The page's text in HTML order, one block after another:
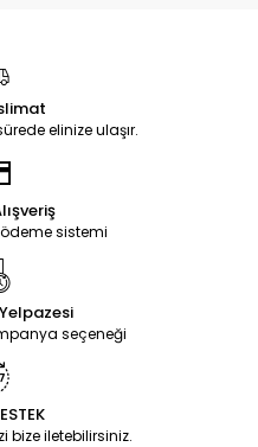
elinize ulaşır.
sistemi
seçeneği
bize iletebilirsiniz.